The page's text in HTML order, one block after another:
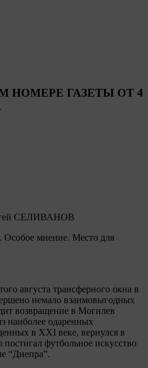
НОМЕРЕ ГАЗЕТЫ ОТ 4
СЕЛИВАНОВ
Особое мнение. Место для
августа трансферного окна в
немало взаимовыгодных
возвращение в Могилев
наиболее одаренных
в XXI веке, вернулся в
постигал футбольное искусство
“Днепра”.